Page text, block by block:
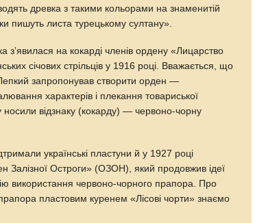
древка з такими кольорами на знаменитій
пишуть листа турецькому султану».
зʼявилася на кокарді членів ордену «Лицарство
січових стрільців у 1916 році. Вважається, що
запропонував створити орден —
характерів і плекання товариської
носили відзнаку (кокарду) — червоно-чорну
українські пластуни й у 1927 році
Залізної Остроги» (ОЗОН), який продовжив ідеї
використання червоно-чорного прапора. Про
пластовим куренем «Лісові чорти» знаємо